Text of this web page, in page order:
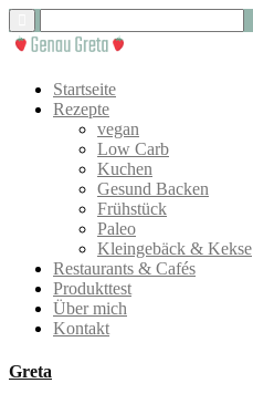
Startseite
Rezepte
vegan
Low Carb
Kuchen
Gesund Backen
Frühstück
Paleo
Kleingebäck & Kekse
Restaurants & Cafés
Produkttest
Über mich
Kontakt
Greta